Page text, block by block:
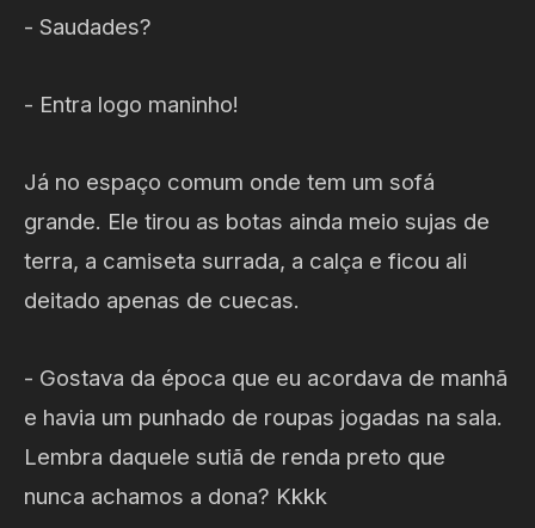
- Saudades?
- Entra logo maninho!
Já no espaço comum onde tem um sofá
grande. Ele tirou as botas ainda meio sujas de
terra, a camiseta surrada, a calça e ficou ali
deitado apenas de cuecas.
- Gostava da época que eu acordava de manhã
e havia um punhado de roupas jogadas na sala.
Lembra daquele sutiã de renda preto que
nunca achamos a dona? Kkkk